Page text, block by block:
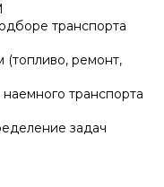
транспорта
(топливо, ремонт,
транспорта
задач